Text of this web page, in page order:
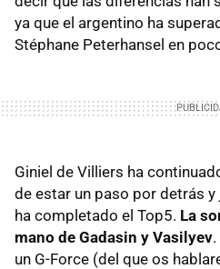
ya que el argentino ha
Stéphane Peterhansel en
Giniel de Villiers ha
de estar un paso por detrás
ha completado el Top5. La
mano de Gadasin y Vasilyev
un G-Force (del que os